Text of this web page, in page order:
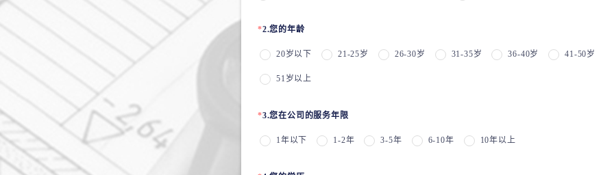
*2.您的年龄
20岁以下 21-25岁 26-30岁 31-35岁 36-40岁 41-50岁
51岁以上
*3.您在公司的服务年限
1年以下 1-2年 3-5年 6-10年 10年以上